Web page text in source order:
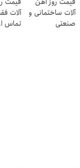
کنی!
آلات ساختمانی و
صنعتی
آلات
تماس